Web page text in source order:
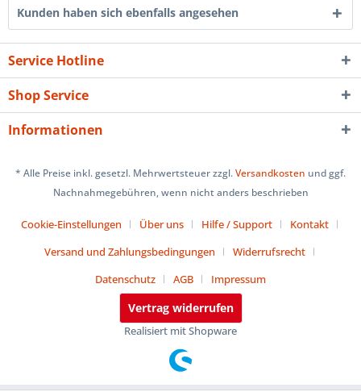
Kunden haben sich ebenfalls angesehen
Service Hotline
Shop Service
Informationen
* Alle Preise inkl. gesetzl. Mehrwertsteuer zzgl.Versandkosten und ggf.
Nachnahmegebühren, wenn nicht anders beschrieben
Cookie-Einstellungen Über uns Hilfe / Support
Kontakt
Versand und Zahlungsbedingungen
Widerrufsrecht
Datenschutz
AGB Impressum
Vertrag widerrufen
Realisiert mit Shopware